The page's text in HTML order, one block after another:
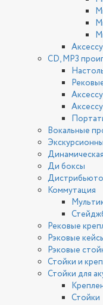
CD, MP3
Вокальные
Ди боксы
Коммутация
Рековые
Рэковые
Рэковые
Стойки и
Стойки для
Стойки